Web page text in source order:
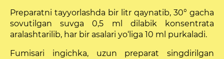
Preparatni tayyorlashda bir litr qaynatib, 30° gacha
sovutilgan suvga 0,5 ml dilabik konsentrata
aralashtarilib, har bir asalari yo‘liga 10 ml purkaladi.
Fumisari ingichka, uzun preparat singdirilgan